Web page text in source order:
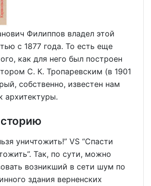
Филиппов владел этой
с 1877 года. То есть еще
как для него был построен
С. К. Тропаревским (в 1901
собственно, известен нам
архитектуры.
уничтожить!” VS “Спасти
Так, по сути, можно
возникший в сети шум по
здания верненских